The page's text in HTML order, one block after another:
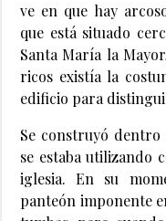
ve en que hay
que está situado
Santa María la
ricos existía la
edificio para
Se construyó
se estaba utilizando
iglesia. En su
panteón imponente